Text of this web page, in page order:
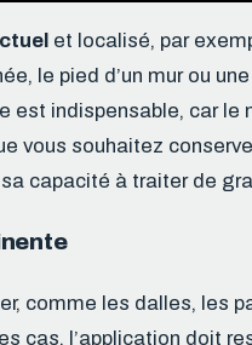
et localisé, par
le pied d’un mur ou
est indispensable, car le
vous souhaitez
capacité à traiter de
comme les dalles, les
cas, l’application doit